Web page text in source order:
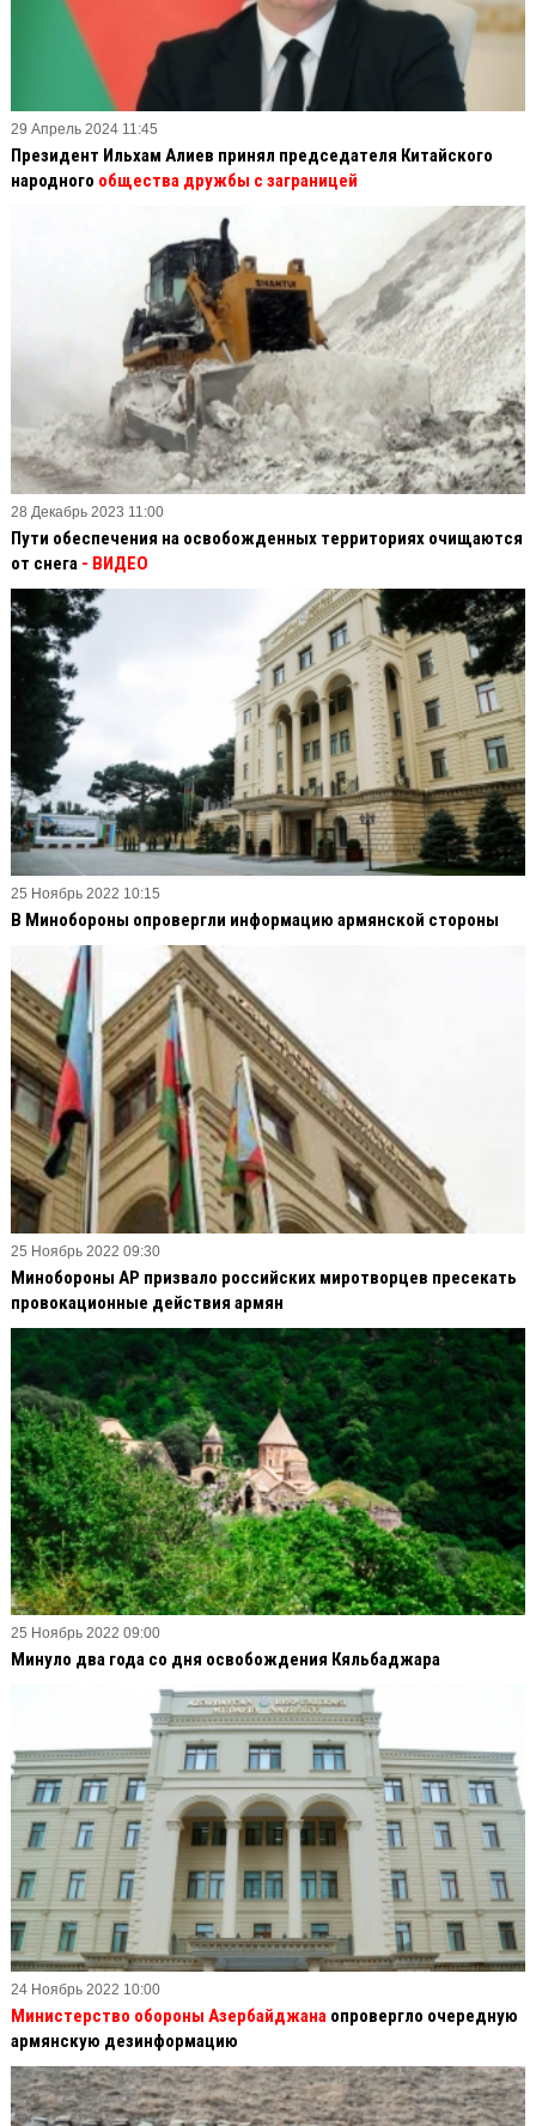
29 Апрель 2024 11:45
Президент Ильхам Алиев принял председателя Китайского
народного общества дружбы с заграницей
28 Декабрь 2023 11:00
Пути обеспечения на освобожденных территориях очищаются
от снега - ВИДЕО
25 Ноябрь 2022 10:15
В Минобороны опровергли информацию армянской стороны
25 Ноябрь 2022 09:30
Минобороны АР призвало российских миротворцев пресекать
провокационные действия армян
25 Ноябрь 2022 09:00
Минуло два года со дня освобождения Кяльбаджара
24 Ноябрь 2022 10:00
Министерство обороны Азербайджана опровергло очередную
армянскую дезинформацию